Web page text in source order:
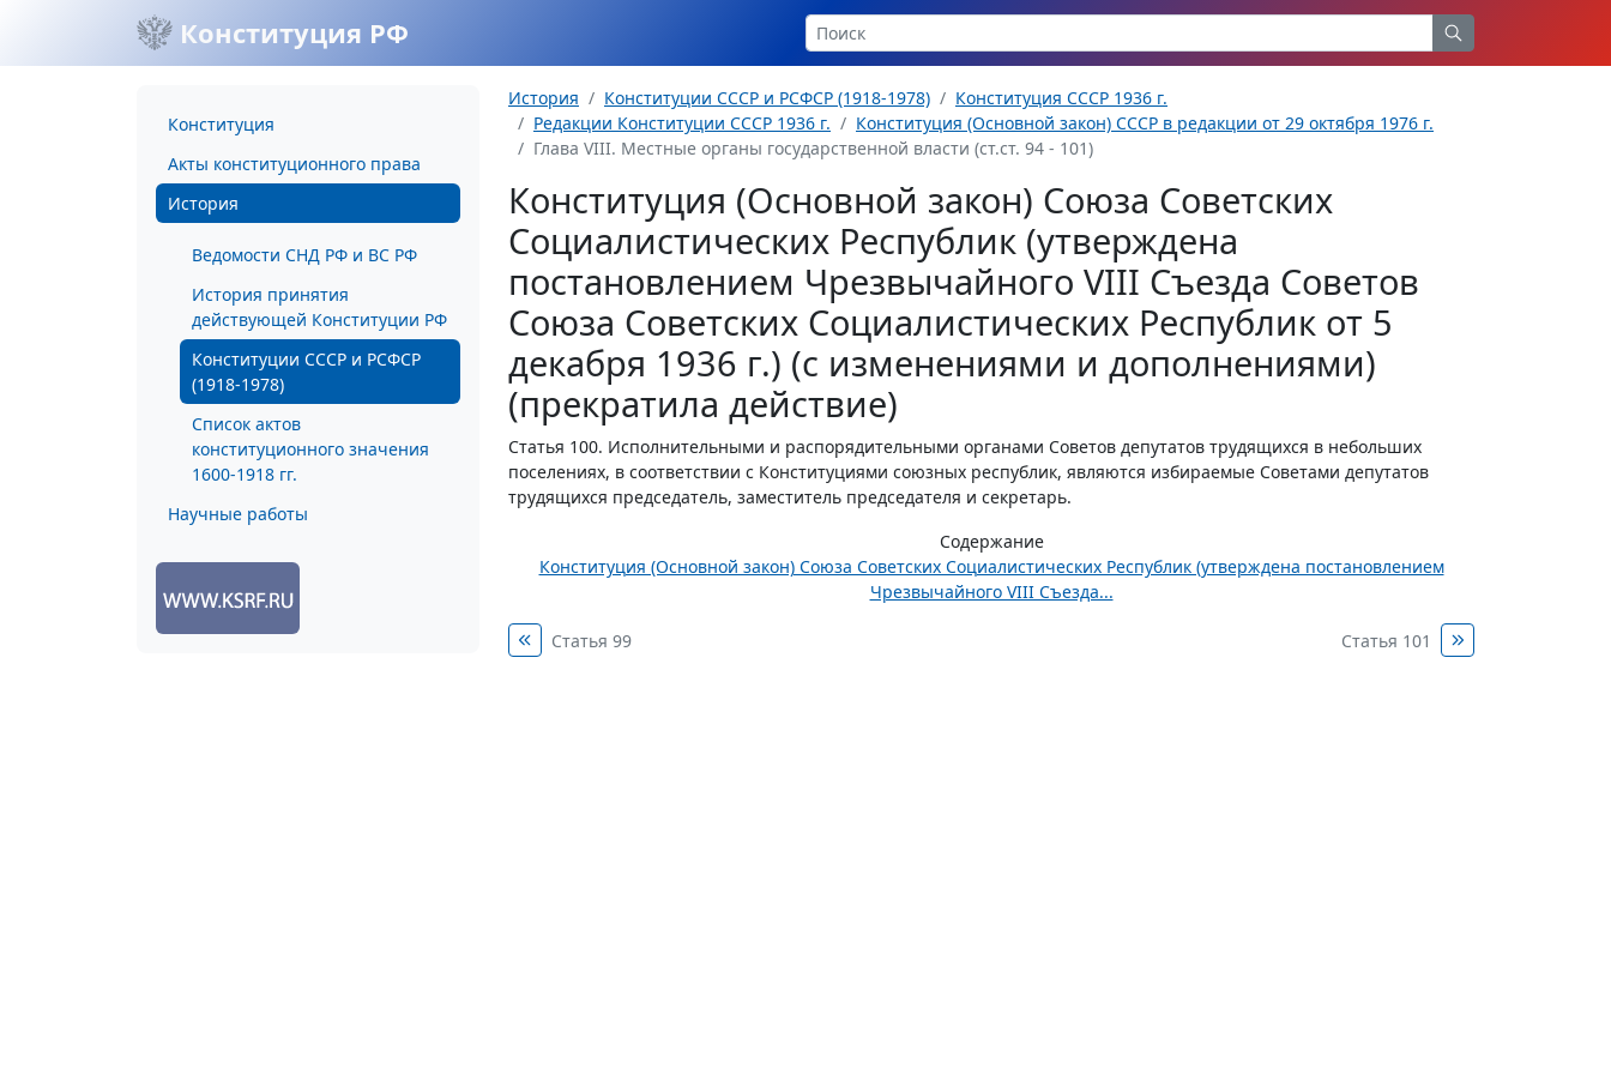
Конституция РФ
Конституция
Акты конституционного права
История
Ведомости СНД РФ и ВС РФ
История принятия
действующей Конституции РФ
Конституции СССР и РСФСР
(1918-1978)
Список актов
конституционного значения
1600-1918 гг.
Научные работы
История Конституции СССР и РСФСР (1918-1978)
Конституция СССР 1936 г.
Редакции Конституции СССР 1936 г.
Конституция (Основной закон) СССР в редакции от 29 октября 1976 г.
Глава VIII. Местные органы государственной власти (ст.ст. 94 - 101)
Конституция (Основной закон) Союза Советских
Социалистических Республик (утверждена
постановлением Чрезвычайного VIII Съезда Советов
Союза Советских Социалистических Республик от 5
декабря 1936 г.) (с изменениями и дополнениями)
(прекратила действие)
Статья 100. Исполнительными и распорядительными органами Советов депутатов трудящихся в небольших
поселениях, в соответствии с Конституциями союзных республик, являются избираемые Советами депутатов
трудящихся председатель, заместитель председателя и секретарь.
Содержание
Конституция (Основной закон) Союза Советских Социалистических Республик (утверждена постановлением
Чрезвычайного VIII Съезда...
Статья 99 Статья 101